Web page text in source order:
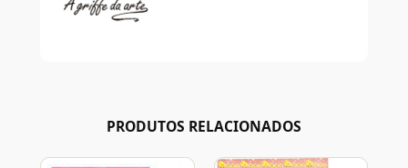
PRODUTOS RELACIONADOS